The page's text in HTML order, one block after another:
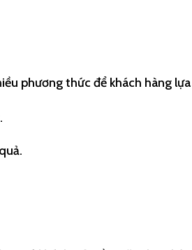
phương thức để khách hàng